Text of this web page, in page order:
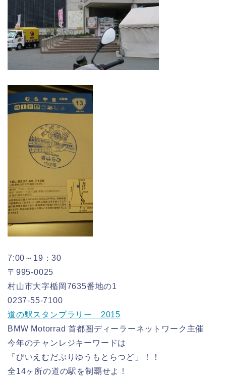
7:00～19：30
〒995-0025
村山市大字楯岡7635番地の1
0237-55-7100
道の駅スタンプラリー 2015
BMW Motorrad 首都圏ディーラーネットワーク主催
今年のチャンレジキーワードは
「びいえむだぶりゆうもとらつど」！！
全14ヶ所の道の駅を制覇せよ！